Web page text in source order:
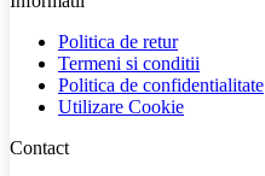
Politica de retur
Termeni si conditii
Politica de confidentialitate
Utilizare Cookie
Contact